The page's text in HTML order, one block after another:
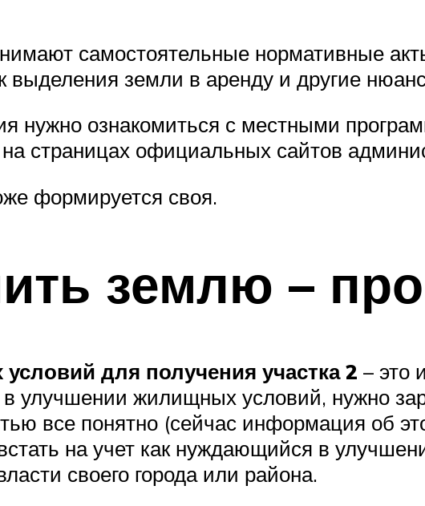
самостоятельные нормативные
выделения земли в аренду и другие
нужно ознакомиться с местными
страницах официальных сайтов
формируется своя.
землю –
для получения участка 2 – это
в улучшении жилищных условий, нужно
все понятно (сейчас информация об
на учет как нуждающийся в
своего города или района.